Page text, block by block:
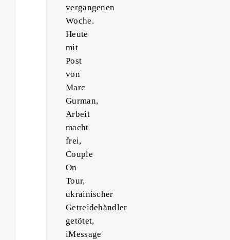
vergangenen
Woche.
Heute
mit
Post
von
Marc
Gurman,
Arbeit
macht
frei,
Couple
On
Tour,
ukrainischer
Getreidehändler
getötet,
iMessage